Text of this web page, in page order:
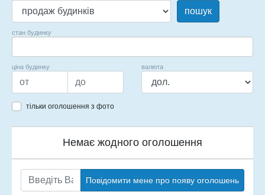
пошук
стан будинку
ціна будинку валюта
тільки оголошення з фото
Немає жодного оголошення
Повідомити мене про появу оголошень